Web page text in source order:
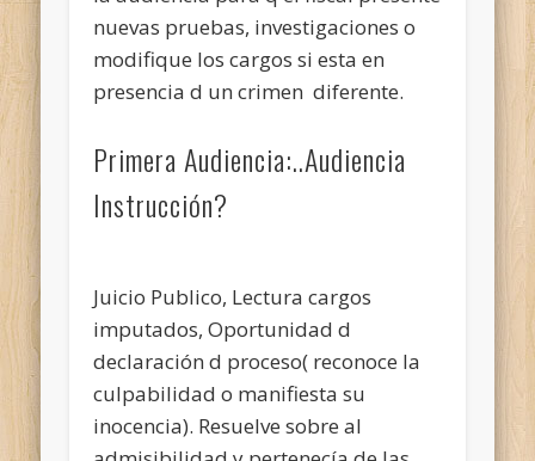
nuevas pruebas, investigaciones o
modifique los cargos si esta en
presencia d un crimen diferente.
Primera Audiencia:..Audiencia
Instrucción?
Juicio Publico, Lectura cargos
imputados, Oportunidad d
declaración d proceso( reconoce la
culpabilidad o manifiesta su
inocencia). Resuelve sobre al